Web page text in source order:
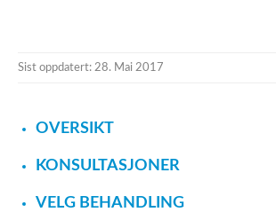
Sist oppdatert: 28. Mai 2017
OVERSIKT
KONSULTASJONER
VELG BEHANDLING